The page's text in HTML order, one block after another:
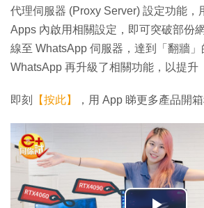
代理伺服器 (Proxy Server) 設定功能，
Apps 內啟用相關設定，即可突破部份
線至 WhatsApp 伺服器，達到「翻牆
WhatsApp 再升級了相關功能，以提升
即刻 【按此】 ，用 App 睇更多產品開